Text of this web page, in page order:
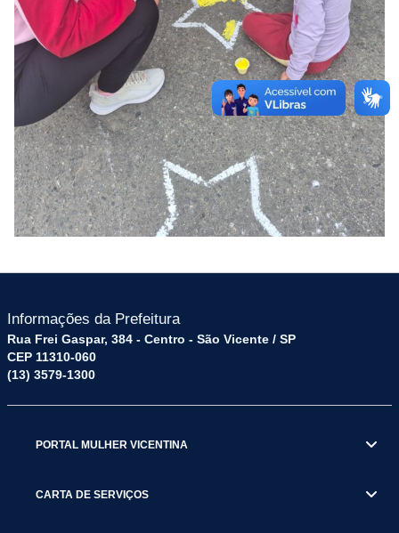
Informações da Prefeitura
Rua Frei Gaspar, 384 - Centro - São Vicente / SP
CEP 11310-060
(13) 3579-1300
PORTAL MULHER VICENTINA
CARTA DE SERVIÇOS